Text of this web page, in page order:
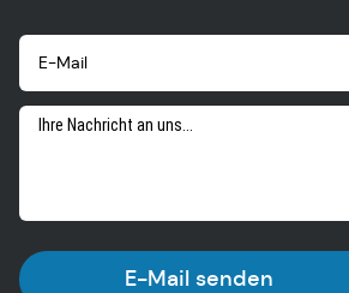
E-Mail senden